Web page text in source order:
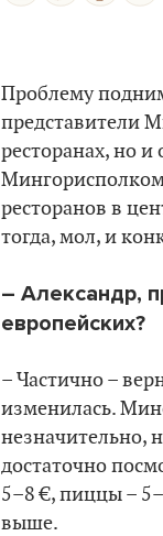
Проблему
представители
ресторанах, но
ресторанов в
тогда, мол, и
– Александр,
европейских?
– Частично–
изменилась.
незначительно,
достаточно
5–8 €, пиццы – 5–
выше.